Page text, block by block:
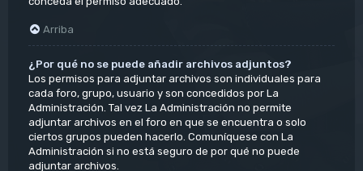
Arriba
¿Por qué no se puede añadir archivos adjuntos?
Los permisos para adjuntar archivos son individuales para
cada foro, grupo, usuario y son concedidos por La
Administración. Tal vez La Administración no permite
adjuntar archivos en el foro en que se encuentra o solo
ciertos grupos pueden hacerlo. Comuníquese con La
Administración si no está seguro de por qué no puede
adjuntar archivos.